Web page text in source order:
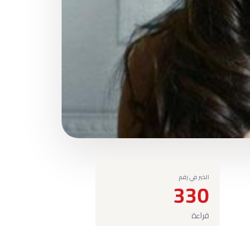
الخبر في رقم
330
قراءة